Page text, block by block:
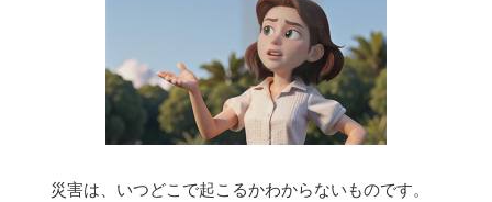
災害は、いつどこで起こるかわからないものです。